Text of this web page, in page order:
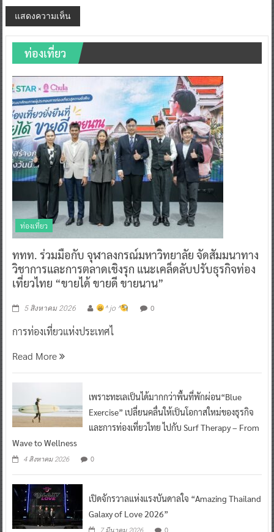
ท่องเที่ยว
ท่องเที่ยว
ททท. ร่วมมือกับ จุฬาลงกรณ์มหาวิทยาลัย จัดสัมมนาทาง
วิชาการและการตลาดเชิงรุก แนะเคล็ดลับปรับธุรกิจท่อง
เที่ยวไทย “ขายได้ ขายดี ขายนาน”
5 สิงหาคม 2026 ^ jo ^ 0
การท่องเที่ยวแห่งประเทศไ
Read More
เพราะทะเลเป็นได้มากกว่าพื้นที่พักผ่อน“Blue
Exercise” เปลี่ยนคลื่นให้เป็นโอกาสใหม่ของธุรกิจ
และการท่องเที่ยวไทย ไปกับ Surf Therapy – From
Wave to Wellness
4 สิงหาคม 2026 0
เปิดจักรวาลแห่งแรงบันดาลใจ “Amazing Thailand
Galaxy of Love 2026”
7 มีนาคม 2026 0